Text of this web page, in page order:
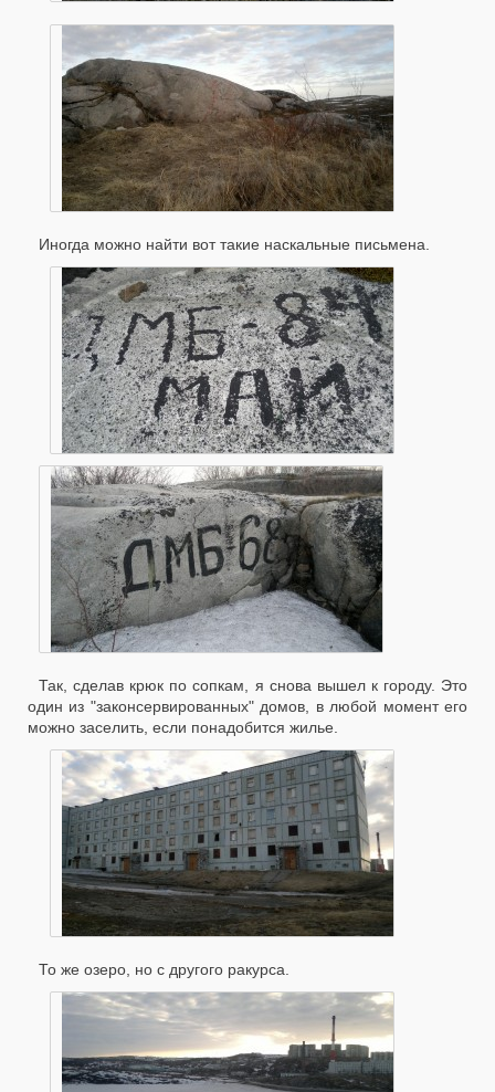
Иногда можно найти вот такие наскальные письмена.
Так, сделав крюк по сопкам, я снова вышел к городу. Это
один из "законсервированных" домов, в любой момент его
можно заселить, если понадобится жилье.
То же озеро, но с другого ракурса.